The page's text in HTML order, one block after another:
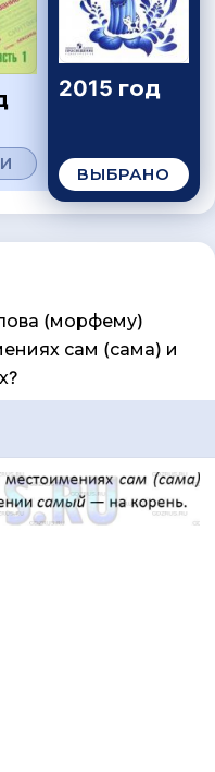
2015 год
ВЫБРАНО
(морфему)
сам (сама) и